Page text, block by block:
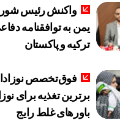
واکنش رئیس
یمن به توافقنامه
ترکیه و پاکستان
فوق‌تخصص
برترین تغذیه برای
باورهای غلط رایج